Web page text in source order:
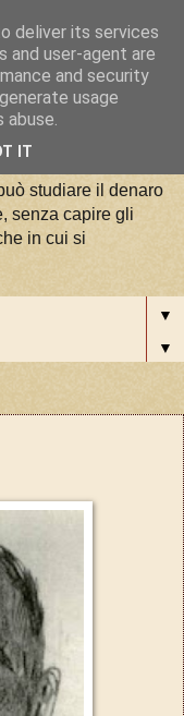
Storia e
studiare il denaro
senza capire gli
in cui si
▼
▼
deliver its services
and user-agent are
and security
usage
IT